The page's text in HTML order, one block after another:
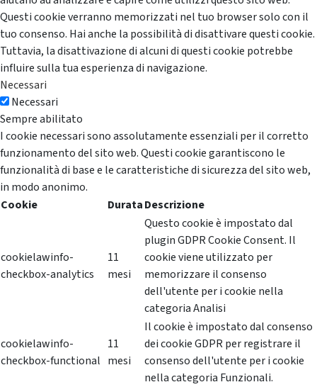
Questi cookie verranno memorizzati nel tuo browser solo con il
tuo consenso. Hai anche la possibilità di disattivare questi cookie.
Tuttavia, la disattivazione di alcuni di questi cookie potrebbe
influire sulla tua esperienza di navigazione.
Necessari
Necessari
Sempre abilitato
I cookie necessari sono assolutamente essenziali per il corretto
funzionamento del sito web. Questi cookie garantiscono le
funzionalità di base e le caratteristiche di sicurezza del sito web,
in modo anonimo.
Cookie
DurataDescrizione
cookielawinfo-
checkbox-analytics
11
mesi
Questo cookie è impostato dal
plugin GDPR Cookie Consent. Il
cookie viene utilizzato per
memorizzare il consenso
dell'utente per i cookie nella
categoria Analisi
cookielawinfo-
checkbox-functional
11
mesi
Il cookie è impostato dal consenso
dei cookie GDPR per registrare il
consenso dell'utente per i cookie
nella categoria Funzionali.